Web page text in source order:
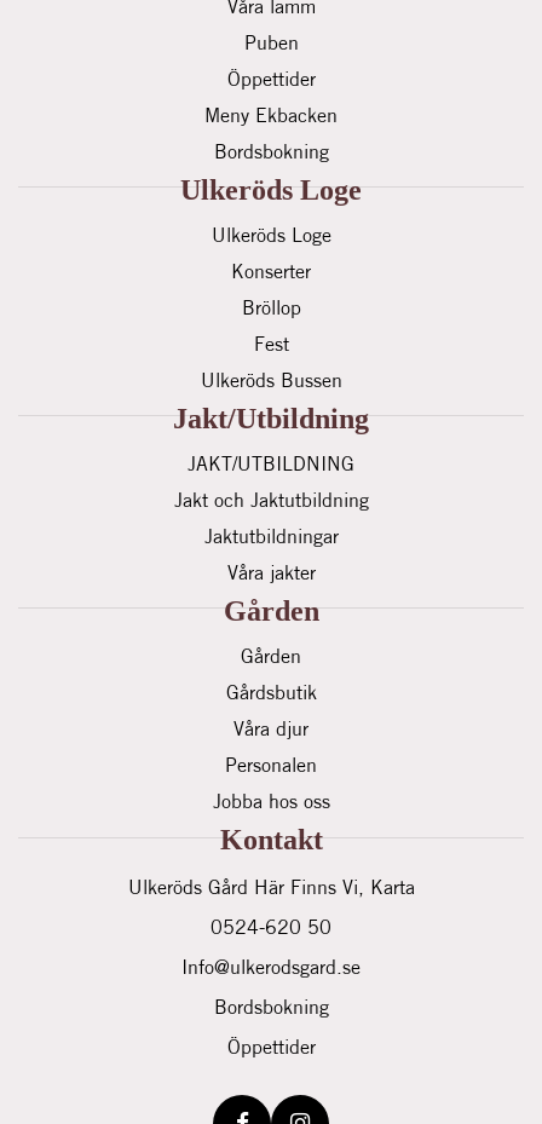
Våra lamm
Puben
Öppettider
Meny Ekbacken
Bordsbokning
Ulkeröds Loge
Ulkeröds Loge
Konserter
Bröllop
Fest
Ulkeröds Bussen
Jakt/utbildning
JAKT/UTBILDNING
Jakt och Jaktutbildning
Jaktutbildningar
Våra jakter
Gården
Gården
Gårdsbutik
Våra djur
Personalen
Jobba hos oss
Kontakt
Ulkeröds Gård Här Finns Vi, Karta
0524-620 50
info@ulkerodsgard.se
Bordsbokning
Öppettider